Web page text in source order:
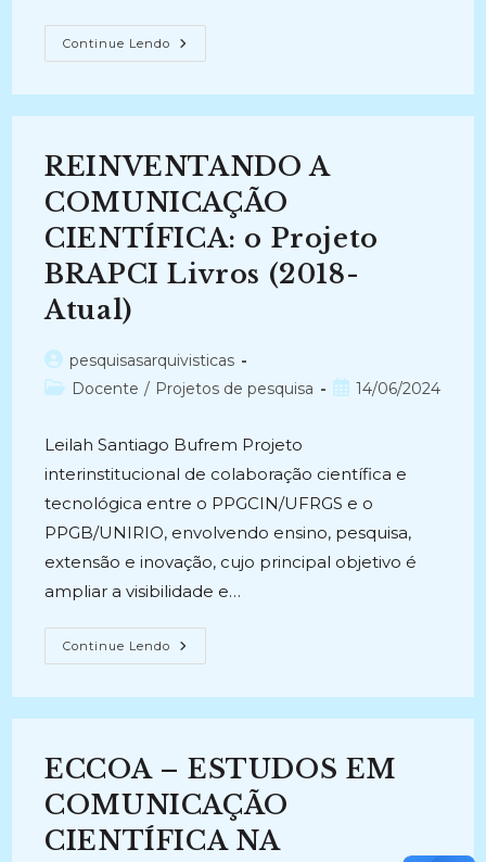
Continue Lendo ESTUDOS
SOBRE
MIGRAÇÃO
PARA
O
CIBERESPAÇO
(2017-
2022)
REINVENTANDO A
COMUNICAÇÃO
CIENTÍFICA: o Projeto
BRAPCI Livros (2018-
Atual)
Autor
do
pesquisasarquivisticas
Categoria
Docente / Projetos de pesquisa
Post14/06/2024
Leilah Santiago Bufrem Projeto
interinstitucional de colaboração científica e
tecnológica entre o PPGCIN/UFRGS e o
PPGB/UNIRIO, envolvendo ensino, pesquisa,
extensão e inovação, cujo principal objetivo é
ampliar a visibilidade e…
Continue Lendo REINVENTANDO
A
Projeto
(2018-
Atual)
ECCOA – ESTUDOS EM
COMUNICAÇÃO
CIENTÍFICA NA